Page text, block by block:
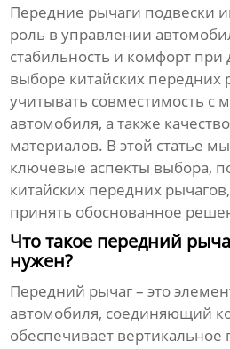
Передние рычаги подвески
роль в управлении
стабильность и комфорт
выборе китайских передних
учитывать совместимость с
автомобиля, а также
материалов. В этой статье
ключевые аспекты выбора,
китайских передних рычагов
принять обоснованное
Что такое передний
нужен?
Передний рычаг – это
автомобиля, соединяющий
обеспечивает